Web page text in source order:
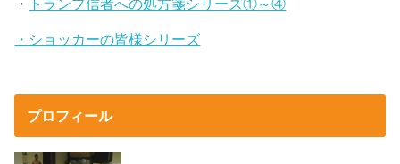
・ トランプ信者への処方箋シリーズ①～④
・ショッカーの皆様シリーズ
プロフィール